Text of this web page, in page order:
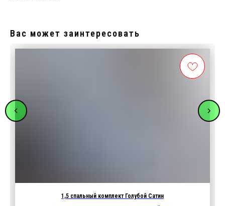
Вас может заинтересовать
1,5 спальный комплект Голубой Сатин